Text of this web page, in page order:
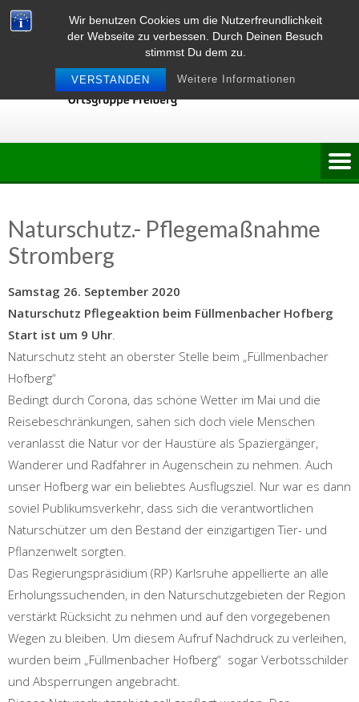
Wir benutzen Cookies um die Nutzerfreundlichkeit
der Webseite zu verbessen. Durch Deinen Besuch
stimmst Du dem zu.
VERSTANDEN Weitere Informationen
Skip
to
Naturschutz.- Pflegemaßnahme
Stromberg
Samstag 26. September 2020
Naturschutz Pflegeaktion beim Füllmenbacher Hofberg
Start ist um 9 Uhr.
Naturschutz steht an oberster Stelle beim „Füllmenbacher
Hofberg“
Bedingt durch Corona, das schöne Wetter im Mai und die
Reisebeschränkungen, sahen sich doch viele Menschen
veranlasst die Natur vor der Haustüre als Spaziergänger,
Wanderer und Radfahrer in Augenschein zu nehmen. Auch
unser Hofberg war ein beliebtes Ausflugsziel. Nur war es dann
soviel Publikumsverkehr, dass sich die verantwortlichen
Naturschützer um den Bestand der einzigartigen Tier- und
Pflanzenwelt sorgten.
Das Regierungspräsidium (RP) Karlsruhe appellierte an alle
Erholungssuchenden, in den Naturschutzgebieten der Region
verstärkt Rücksicht zu nehmen und auf den vorgegebenen
Wegen zu bleiben. Um diesem Aufruf Nachdruck zu verleihen,
wurden beim „Füllmenbacher Hofberg“ sogar Verbotsschilder
und Absperrungen angebracht.